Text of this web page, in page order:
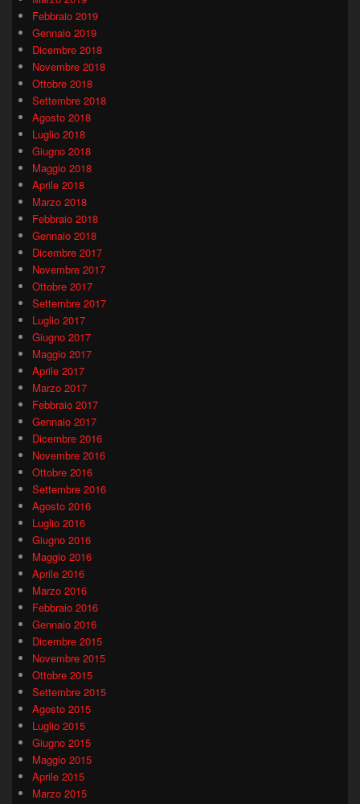
Febbraio 2019
Gennaio 2019
Dicembre 2018
Novembre 2018
Ottobre 2018
Settembre 2018
Agosto 2018
Luglio 2018
Giugno 2018
Maggio 2018
Aprile 2018
Marzo 2018
Febbraio 2018
Gennaio 2018
Dicembre 2017
Novembre 2017
Ottobre 2017
Settembre 2017
Luglio 2017
Giugno 2017
Maggio 2017
Aprile 2017
Marzo 2017
Febbraio 2017
Gennaio 2017
Dicembre 2016
Novembre 2016
Ottobre 2016
Settembre 2016
Agosto 2016
Luglio 2016
Giugno 2016
Maggio 2016
Aprile 2016
Marzo 2016
Febbraio 2016
Gennaio 2016
Dicembre 2015
Novembre 2015
Ottobre 2015
Settembre 2015
Agosto 2015
Luglio 2015
Giugno 2015
Maggio 2015
Aprile 2015
Marzo 2015